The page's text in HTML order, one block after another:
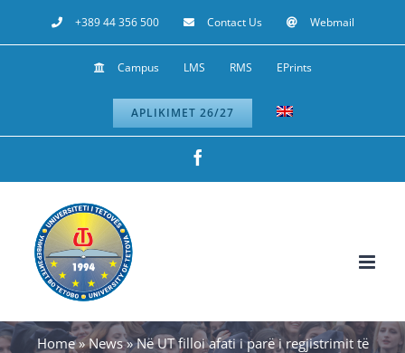
to
+389 44 356 500 Contact Us Webmail
Campus LMS RMS EPrints
APLIKIMET 26/27
Home»News»Në UT filloi afati i parë i regjistrimit të